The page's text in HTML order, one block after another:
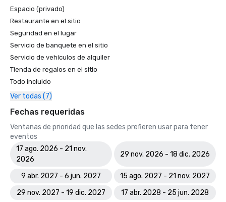
Espacio (privado)
Restaurante en el sitio
Seguridad en el lugar
Servicio de banquete en el sitio
Servicio de vehículos de alquiler
Tienda de regalos en el sitio
Todo incluido
Ver todas (7)
Fechas requeridas
Ventanas de prioridad que las sedes prefieren usar para tener
eventos
17 ago. 2026 - 21 nov.
2026
29 nov. 2026 - 18 dic. 2026
9 abr. 2027 - 6 jun. 2027
15 ago. 2027 - 21 nov. 2027
29 nov. 2027 - 19 dic. 2027
17 abr. 2028 - 25 jun. 2028